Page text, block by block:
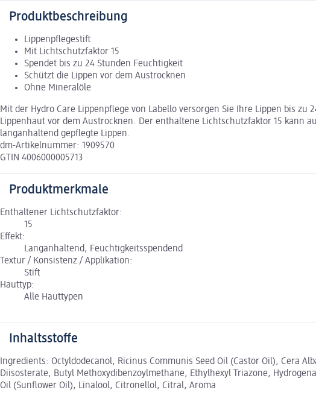
Produktbeschreibung
Lippenpflegestift
Mit Lichtschutzfaktor 15
Spendet bis zu 24 Stunden Feuchtigkeit
Schützt die Lippen vor dem Austrocknen
Ohne Mineralöle
Mit der Hydro Care Lippenpflege von Labello versorgen Sie Ihre Lippen bis
Lippenhaut vor dem Austrocknen. Der enthaltene Lichtschutzfaktor 15 kann
langanhaltend gepflegte Lippen.
dm-Artikelnummer: 1909570
GTIN 4006000005713
Produktmerkmale
Enthaltener Lichtschutzfaktor:
15
Effekt:
Langanhaltend, Feuchtigkeitsspendend
Textur / Konsistenz / Applikation:
Stift
Hauttyp:
Alle Hauttypen
Inhaltsstoffe
Ingredients: Octyldodecanol, Ricinus Communis Seed Oil (Castor Oil), Cera
Diisosterate, Butyl Methoxydibenzoylmethane, Ethylhexyl Triazone,
Oil (Sunflower Oil), Linalool, Citronellol, Citral, Aroma